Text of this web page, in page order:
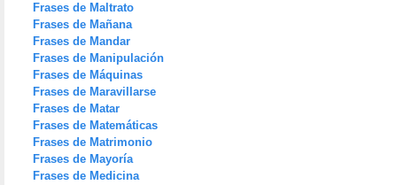
Frases de Maltrato
Frases de Mañana
Frases de Mandar
Frases de Manipulación
Frases de Máquinas
Frases de Maravillarse
Frases de Matar
Frases de Matemáticas
Frases de Matrimonio
Frases de Mayoría
Frases de Medicina